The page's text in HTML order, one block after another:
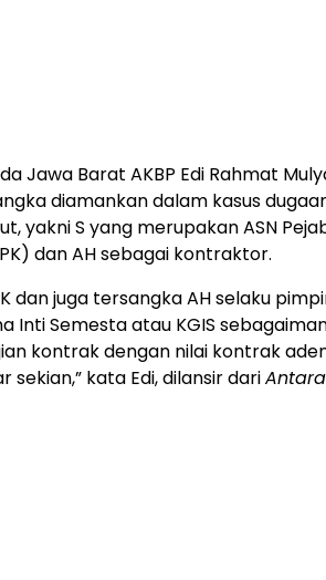
Jawa Barat AKBP Edi Rahmat
diamankan dalam kasus
yakni S yang merupakan ASN
dan AH sebagai kontraktor.
dan juga tersangka AH selaku
Inti Semesta atau KGIS
kontrak dengan nilai kontrak
sekian,” kata Edi, dilansir dariAntara